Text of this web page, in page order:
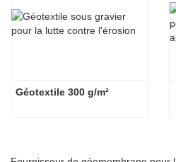
Géotextile 300 g/m²